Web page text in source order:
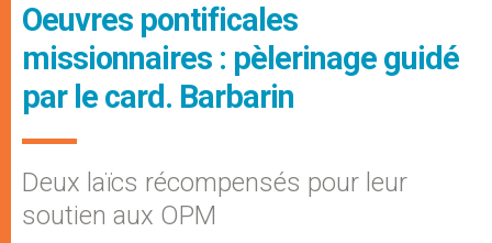
Oeuvres pontificales
missionnaires : pèlerinage guidé
par le card. Barbarin
Deux laïcs récompensés pour leur
soutien aux OPM